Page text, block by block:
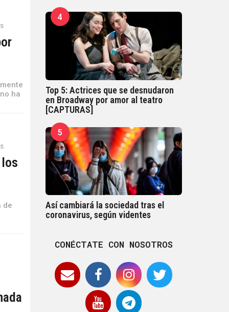
ha
de
4
Top 5: Actrices que se desnudaron
en Broadway por amor al teatro
[CAPTURAS]
5
Así cambiará la sociedad tras el
coronavirus, según videntes
CONÉCTATE CON NOSOTROS